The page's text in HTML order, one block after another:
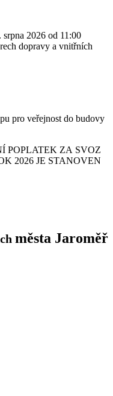
2026 od 11:00
dopravy a vnitřních
pro veřejnost do budovy
POPLATEK ZA SVOZ
2026 JE STANOVEN
města Jaroměř